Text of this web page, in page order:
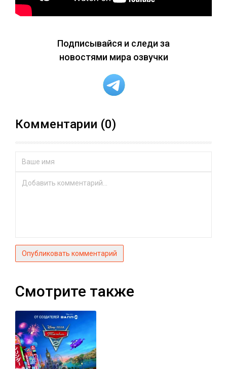
Подписывайся и следи за
новостями мира озвучки
Комментарии (0)
Опубликовать комментарий
Смотрите также